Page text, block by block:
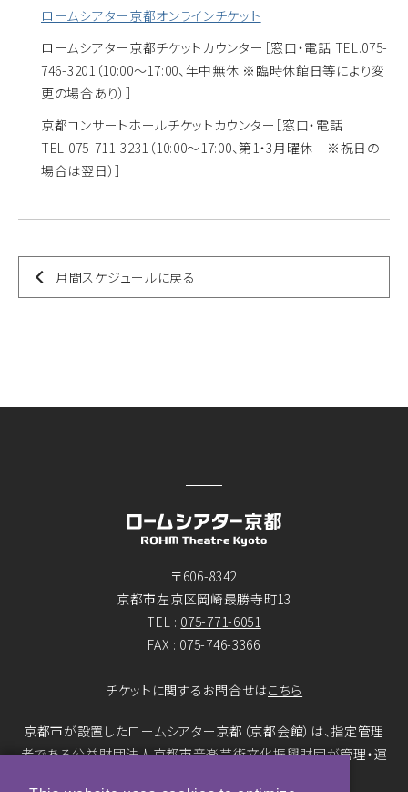
ロームシアター京都オンラインチケット
ロームシアター京都チケットカウンター ［窓口・電話 TEL.075-
746-3201（10:00～17:00、年中無休 ※臨時休館日等により変
更の場合あり）］
京都コンサートホールチケットカウンター ［窓口・電話
TEL.075-711-3231（10:00～17:00、第1・3月曜休 ※祝日の
場合は翌日）］
月間スケジュールに戻る
〒606-8342
京都市左京区岡崎最勝寺町13
TEL : 075-771-6051
FAX : 075-746-3366
チケットに関するお問合せはこちら
京都市が設置したロームシアター京都（京都会館）は、指定管理
者である公益財団法人京都市音楽芸術文化振興財団が管理・運